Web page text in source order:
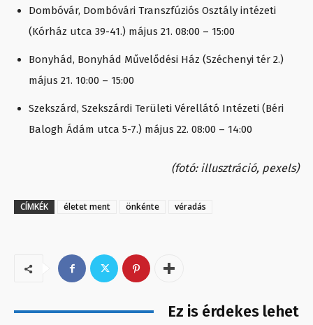
Dombóvár, Dombóvári Transzfúziós Osztály intézeti
(Kórház utca 39-41.) május 21. 08:00 – 15:00
Bonyhád, Bonyhád Művelődési Ház (Széchenyi tér 2.)
május 21. 10:00 – 15:00
Szekszárd, Szekszárdi Területi Vérellátó Intézeti (Béri
Balogh Ádám utca 5-7.) május 22. 08:00 – 14:00
(fotó: illusztráció, pexels)
CÍMKÉK életet ment önkénte véradás
Ez is érdekes lehet